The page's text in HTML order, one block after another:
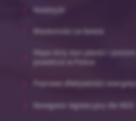
Nowiny24
Wiadomości ze świata
Mapa Airly stan jakości i
powietrza w Polsce
Poprawa efektywności
Nawigator legislacyjny dla NGO